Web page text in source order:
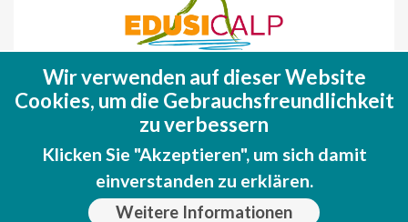
Fondo Europeo de Desarrollo Regional
(FEDER)
Una manera de hacer EUROPA
Wir verwenden auf dieser Website
Cookies, um die Gebrauchsfreundlichkeit
zu verbessern
Klicken Sie "Akzeptieren", um sich damit
einverstanden zu erklären.
Weitere Informationen